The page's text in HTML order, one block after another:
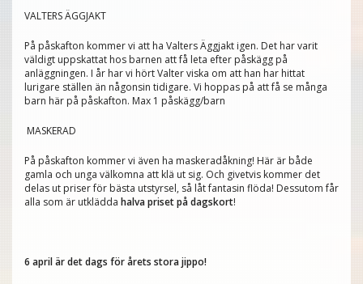
VALTERS ÄGGJAKT
På påskafton kommer vi att ha Valters Äggjakt igen. Det har varit
väldigt uppskattat hos barnen att få leta efter påskägg på
anläggningen. I år har vi hört Valter viska om att han har hittat
lurigare ställen än någonsin tidigare. Vi hoppas på att få se många
barn här på påskafton. Max 1 påskägg/barn
MASKERAD
På påskafton kommer vi även ha maskeradåkning! Här är både
gamla och unga välkomna att klä ut sig. Och givetvis kommer det
delas ut priser för bästa utstyrsel, så låt fantasin flöda! Dessutom får
alla som är utklädda halva priset på dagskort!
6 april är det dags för årets stora jippo!